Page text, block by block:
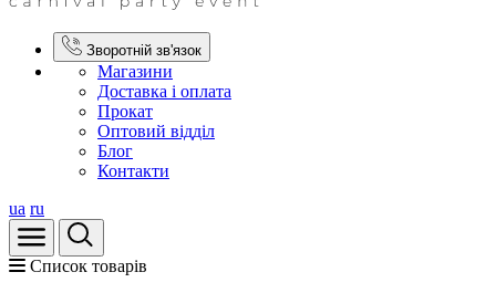
Зворотній зв'язок
Магазини
Доставка і оплата
Прокат
Оптовий відділ
Блог
Контакти
ua ru
Список товарів